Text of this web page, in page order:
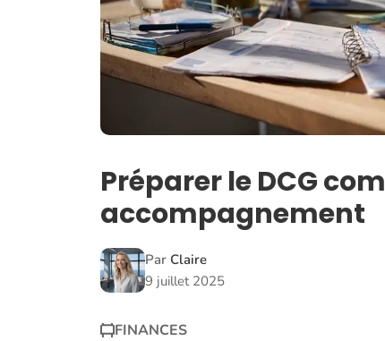
Préparer le DCG
accompagnement
Par Claire
9 juillet 2025
FINANCES